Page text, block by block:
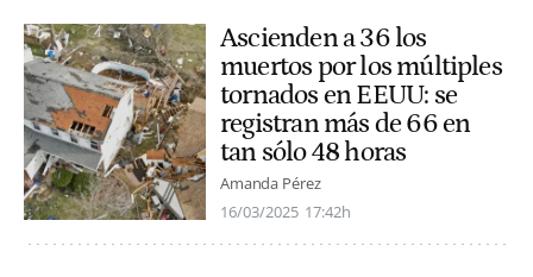
Ascienden a 36 los
muertos por los múltiples
tornados en EEUU: se
registran más de 66 en
tan sólo 48 horas
Amanda Pérez
16/03/2025 17:42h